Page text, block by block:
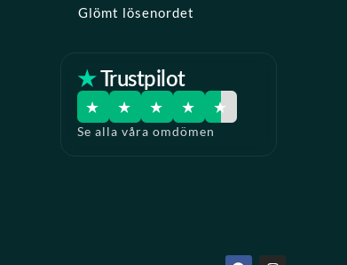
Glömt lösenordet
★ Trustpilot
★ ★ ★ ★ ★
Se alla våra omdömen
F I